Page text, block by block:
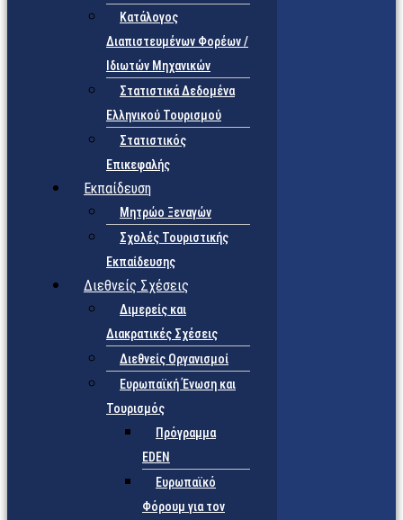
Κατάλογος
Διαπιστευμένων Φορέων /
Ιδιωτών Μηχανικών
Στατιστικά Δεδομένα
Ελληνικού Τουρισμού
Στατιστικός
Επικεφαλής
Εκπαίδευση
Μητρώο Ξεναγών
Σχολές Τουριστικής
Εκπαίδευσης
Διεθνείς Σχέσεις
Διμερείς και
Διακρατικές Σχέσεις
Διεθνείς Οργανισμοί
Ευρωπαϊκή Ένωση και
Τουρισμός
Πρόγραμμα
EDEN
Ευρωπαϊκό
Φόρουμ για τον